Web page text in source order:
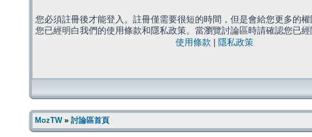
您必須註冊後才能登入。註冊僅需要很短的時間，但是會給您更多的
您已經明白我們的使用條款和隱私政策。當瀏覽討論區時請確認您已經
使用條款
隱私政策
MozTW» 討論區首頁